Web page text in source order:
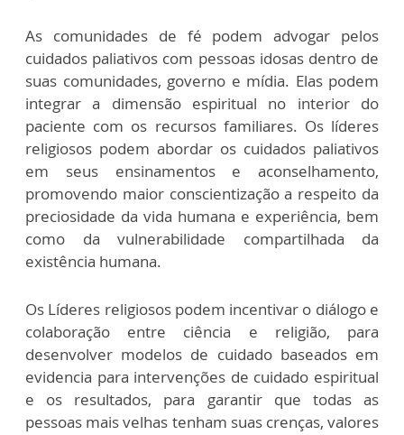
As comunidades de fé podem advogar pelos
cuidados paliativos com pessoas idosas dentro de
suas comunidades, governo e mídia. Elas podem
integrar a dimensão espiritual no interior do
paciente com os recursos familiares. Os líderes
religiosos podem abordar os cuidados paliativos
em seus ensinamentos e aconselhamento,
promovendo maior conscientização a respeito da
preciosidade da vida humana e experiência, bem
como da vulnerabilidade compartilhada da
existência humana.
Os Líderes religiosos podem incentivar o diálogo e
colaboração entre ciência e religião, para
desenvolver modelos de cuidado baseados em
evidencia para intervenções de cuidado espiritual
e os resultados, para garantir que todas as
pessoas mais velhas tenham suas crenças, valores